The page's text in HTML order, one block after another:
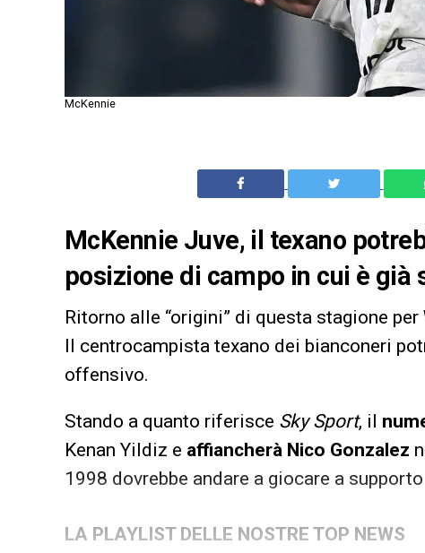
McKennie
McKennie Juve, il texano
posizione di campo in cui è
Ritorno alle “origini” di questa stagione per
Il centrocampista texano dei bianconeri
offensivo.
Stando a quanto riferisce Sky Sport, il
Kenan Yildiz e affiancherà Nico Gonzalez
1998 dovrebbe andare a giocare a
LA PLAYLIST DELLE NOSTRE TOP NEWS